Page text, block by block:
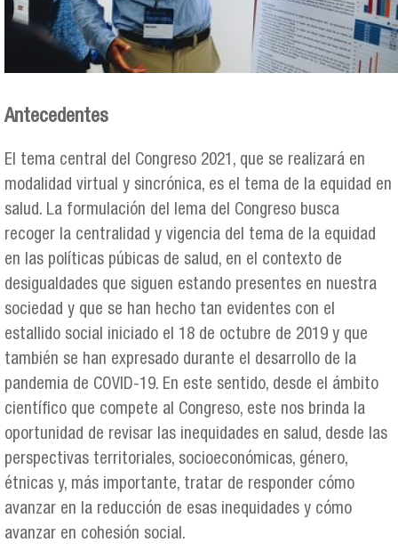
Antecedentes
El tema central del Congreso 2021, que se realizará en
modalidad virtual y sincrónica, es el tema de la equidad en
salud. La formulación del lema del Congreso busca
recoger la centralidad y vigencia del tema de la equidad
en las políticas púbicas de salud, en el contexto de
desigualdades que siguen estando presentes en nuestra
sociedad y que se han hecho tan evidentes con el
estallido social iniciado el 18 de octubre de 2019 y que
también se han expresado durante el desarrollo de la
pandemia de COVID-19. En este sentido, desde el ámbito
científico que compete al Congreso, este nos brinda la
oportunidad de revisar las inequidades en salud, desde las
perspectivas territoriales, socioeconómicas, género,
étnicas y, más importante, tratar de responder cómo
avanzar en la reducción de esas inequidades y cómo
avanzar en cohesión social.